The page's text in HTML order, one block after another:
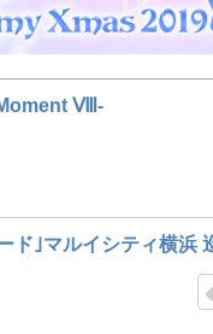
Ⅷ-
ド｣マルイシティ横浜